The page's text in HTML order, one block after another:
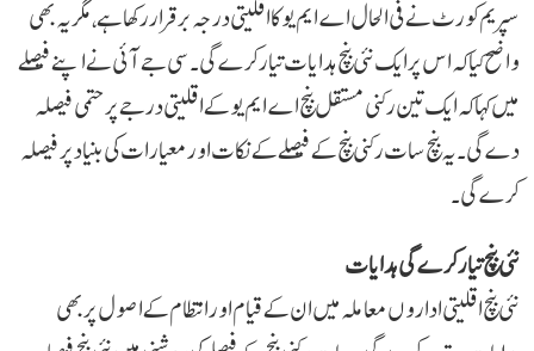
سپریم کورٹ نے فی الحال اے ایم یو کا اقلیتی درجہ برقرار رکھا ہے، مگر یہ بھی
واضح کیا کہ اس پر ایک نئی بنچ ہدایات تیار کرے گی۔ سی جے آئی نے اپنے فیصلے
میں کہا کہ ایک تین رکنی مستقل بنچ اے ایم یو کے اقلیتی درجے پر حتمی فیصلہ
دے گی۔ یہ بنچ سات رکنی بنچ کے فیصلے کے نکات اور معیارات کی بنیاد پر فیصلہ
کرے گی۔
نئی بنچ تیار کرے گی ہدایات
نئی بنچ اقلیتی اداروں معاملہ میں ان کے قیام اور انتظام کے اصول پر بھی